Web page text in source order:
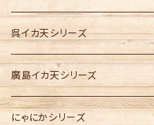
呉イカ天シリーズ
廣島イカ天シリーズ
にゃにかシリーズ